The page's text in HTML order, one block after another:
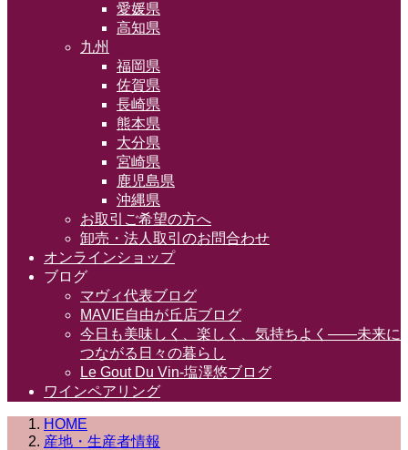
愛媛県
高知県
九州
福岡県
佐賀県
長崎県
熊本県
大分県
宮崎県
鹿児島県
沖縄県
お取引ご希望の方へ
卸売・法人取引のお問合わせ
オンラインショップ
ブログ
マヴィ代表ブログ
MAVIE自由が丘店ブログ
今日も美味しく、楽しく、気持ちよく――未来に
つながる日々の暮らし
Le Gout Du Vin-塩澤悠ブログ
ワインペアリング
HOME
産地・生産者情報